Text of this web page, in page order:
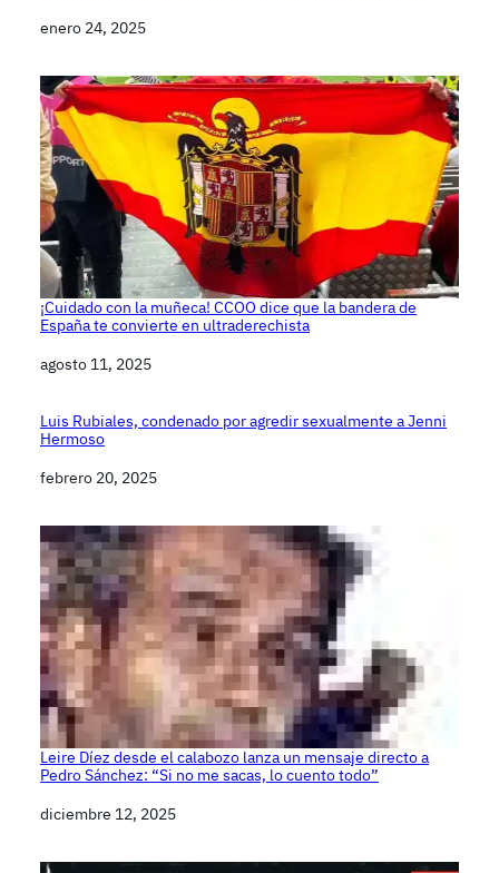
Fecha
enero 24, 2025
¡Cuidado con la muñeca! CCOO dice que la bandera de
España te convierte en ultraderechista
Fecha
agosto 11, 2025
Luis Rubiales, condenado por agredir sexualmente a Jenni
Hermoso
Fecha
febrero 20, 2025
Leire Díez desde el calabozo lanza un mensaje directo a
Pedro Sánchez: “Si no me sacas, lo cuento todo”
Fecha
diciembre 12, 2025